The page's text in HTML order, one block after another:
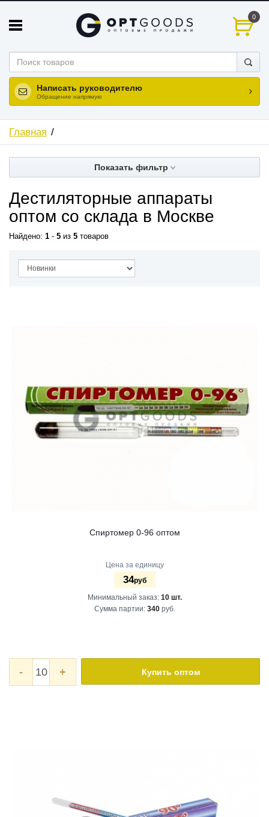
0
Написать руководителю
Обращение напрямую
Главная
Показать фильтр
Дестиляторные аппараты
оптом со склада в Москве
Найдено: 1 - 5 из 5 товаров
Спиртомер 0-96 оптом
Цена за единицу
34руб
Минимальный заказ: 10 шт.
Сумма партии: 340руб.
- + Купить оптом